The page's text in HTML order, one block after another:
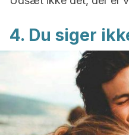
4. Du siger